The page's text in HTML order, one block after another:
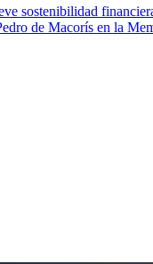
sostenibilidad
de Macorís en la